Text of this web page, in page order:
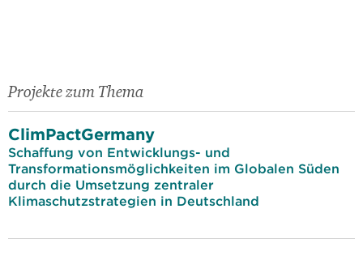
Projekte zum Thema
ClimPactGermany
Schaffung von Entwicklungs- und
Transformationsmöglichkeiten im Globalen Süden
durch die Umsetzung zentraler
Klimaschutzstrategien in Deutschland